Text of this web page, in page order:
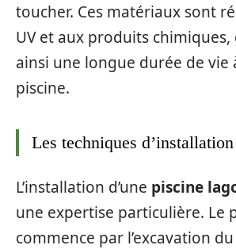
toucher. Ces matériaux sont
UV et aux produits
ainsi une longue durée de vie
piscine.
Les techniques d’installation
L’installation d’une piscine
une expertise particulière. Le
commence par l’excavation